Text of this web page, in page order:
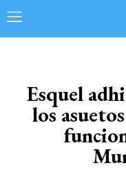
Esquel
los